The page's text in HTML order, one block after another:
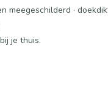
meegeschilderd ·
je thuis.